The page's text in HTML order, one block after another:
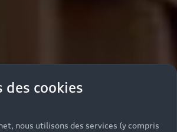
des cookies
nous utilisons des services (y compris